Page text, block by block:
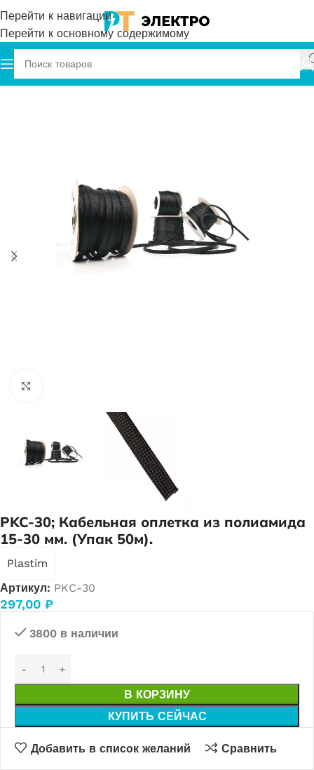
Перейти к навигации
Перейти к основному содержимому
Главная Plastim
PKC-30; Кабельная оплетка из полиамида
15-30 мм. (Упак 50м).
Plastim
Артикул: PKC-30
297,00 ₽
3800 в наличии
В КОРЗИНУ
КУПИТЬ СЕЙЧАС
Добавить в список желаний Сравнить